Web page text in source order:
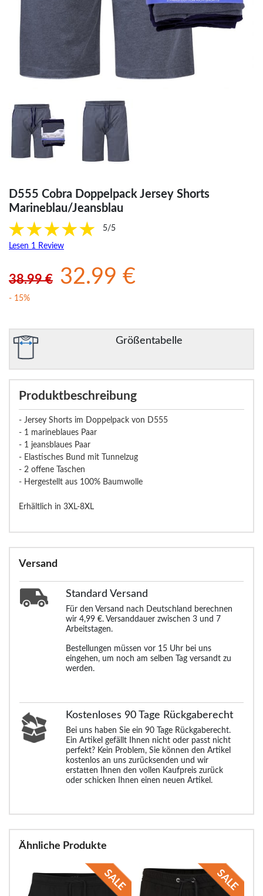
D555 Cobra Doppelpack Jersey Shorts
Marineblau/Jeansblau
5/5
Lesen 1 Review
38.99 € 32.99 €
- 15%
Größentabelle
Produktbeschreibung
- Jersey Shorts im Doppelpack von D555
- 1 marineblaues Paar
- 1 jeansblaues Paar
- Elastisches Bund mit Tunnelzug
- 2 offene Taschen
- Hergestellt aus 100% Baumwolle
Erhältlich in 3XL-8XL
Versand
Standard Versand
Für den Versand nach Deutschland berechnen
wir 4,99 €. Versanddauer zwischen 3 und 7
Arbeitstagen.
Bestellungen müssen vor 15 Uhr bei uns
eingehen, um noch am selben Tag versandt zu
werden.
Kostenloses 90 Tage Rückgaberecht
Bei uns haben Sie ein 90 Tage Rückgaberecht.
Ein Artikel gefällt Ihnen nicht oder passt nicht
perfekt? Kein Problem, Sie können den Artikel
kostenlos an uns zurücksenden und wir
erstatten Ihnen den vollen Kaufpreis zurück
oder schicken Ihnen einen neuen Artikel.
Ähnliche Produkte